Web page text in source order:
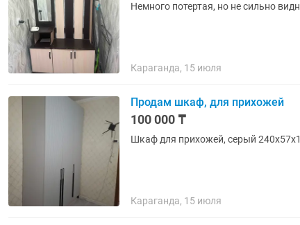
Немного потертая, но не сильно
Караганда, 15 июля
Продам шкаф, для прихожей
100 000 ₸
Шкаф для прихожей, серый
Караганда, 15 июля